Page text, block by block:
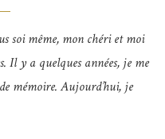
soi même, mon chéri et moi
Il y a quelques années, je me
mémoire. Aujourd’hui, je